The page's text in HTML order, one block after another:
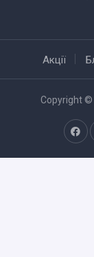
Акції
Copyright ©